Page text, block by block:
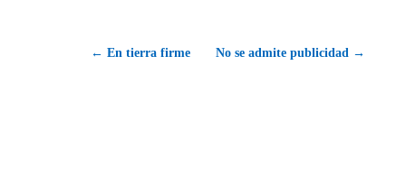
← En tierra firme No se admite publicidad →